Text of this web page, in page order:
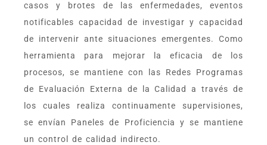
casos y brotes de las enfermedades, eventos
notificables capacidad de investigar y capacidad
de intervenir ante situaciones emergentes. Como
herramienta para mejorar la eficacia de los
procesos, se mantiene con las Redes Programas
de Evaluación Externa de la Calidad a través de
los cuales realiza continuamente supervisiones,
se envían Paneles de Proficiencia y se mantiene
un control de calidad indirecto.